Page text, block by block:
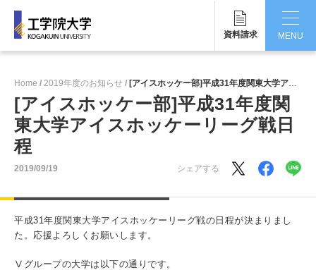
資料請求
MENU
学部・大学院
学生生活
研究・産学連携
Home 2019年度のお知らせ [アイスホッケー部]平成31年度関東大学アイスホッケーリーグ戦日程
[アイスホッケー部]平成31年度関
東大学アイスホッケーリーグ戦日
程
2019/09/19 シェアする
平成31年度関東大学アイスホッケーリーグ戦の日程が決まりまし
た。応援よろしくお願いします。
Ⅴグループの大学は以下の通りです。